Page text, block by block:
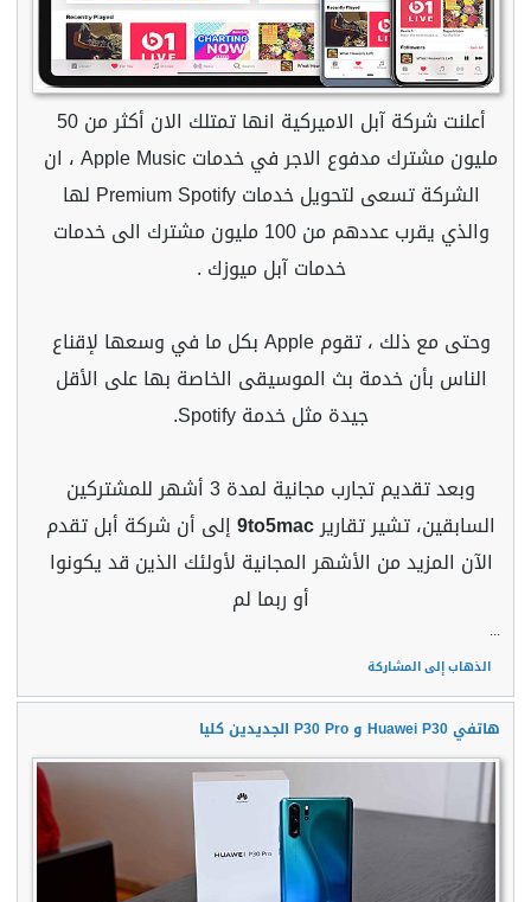
أعلنت شركة آبل الاميركية انها تمتلك الان أكثر من 50
مليون مشترك مدفوع الاجر في خدمات Apple Music ، ان
الشركة تسعى لتحويل خدمات Premium Spotify لها
والذي يقرب عددهم من 100 مليون مشترك الى خدمات
خدمات آبل ميوزك .
وحتى مع ذلك ، تقوم Apple بكل ما في وسعها لإقناع
الناس بأن خدمة بث الموسيقى الخاصة بها على الأقل
جيدة مثل خدمة Spotify.
وبعد تقديم تجارب مجانية لمدة 3 أشهر للمشتركين
السابقين، تشير تقارير9to5macإلى أن شركة أبل تقدم
الآن المزيد من الأشهر المجانية لأولئك الذين قد يكونوا
أو ربما لم
...
الذهاب إلى المشاركة
هاتفي Huawei P30 و P30 Pro الجديدين كليا